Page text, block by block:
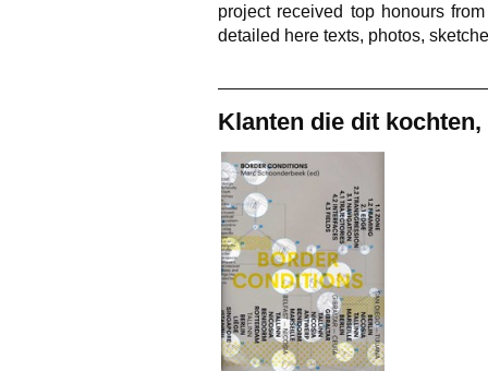
project received top honours
detailed here texts, photos,
Klanten die dit